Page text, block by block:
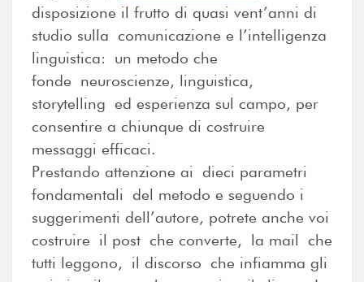
disposizione il frutto di quasi vent’anni di
studio sulla comunicazione e l’intelligenza
linguistica: un metodo che
fonde neuroscienze, linguistica,
storytelling ed esperienza sul campo, per
consentire a chiunque di costruire
messaggi efficaci.
Prestando attenzione ai dieci parametri
fondamentali del metodo e seguendo i
suggerimenti dell’autore, potrete anche voi
costruire il post che converte, la mail che
tutti leggono, il discorso che infiamma gli